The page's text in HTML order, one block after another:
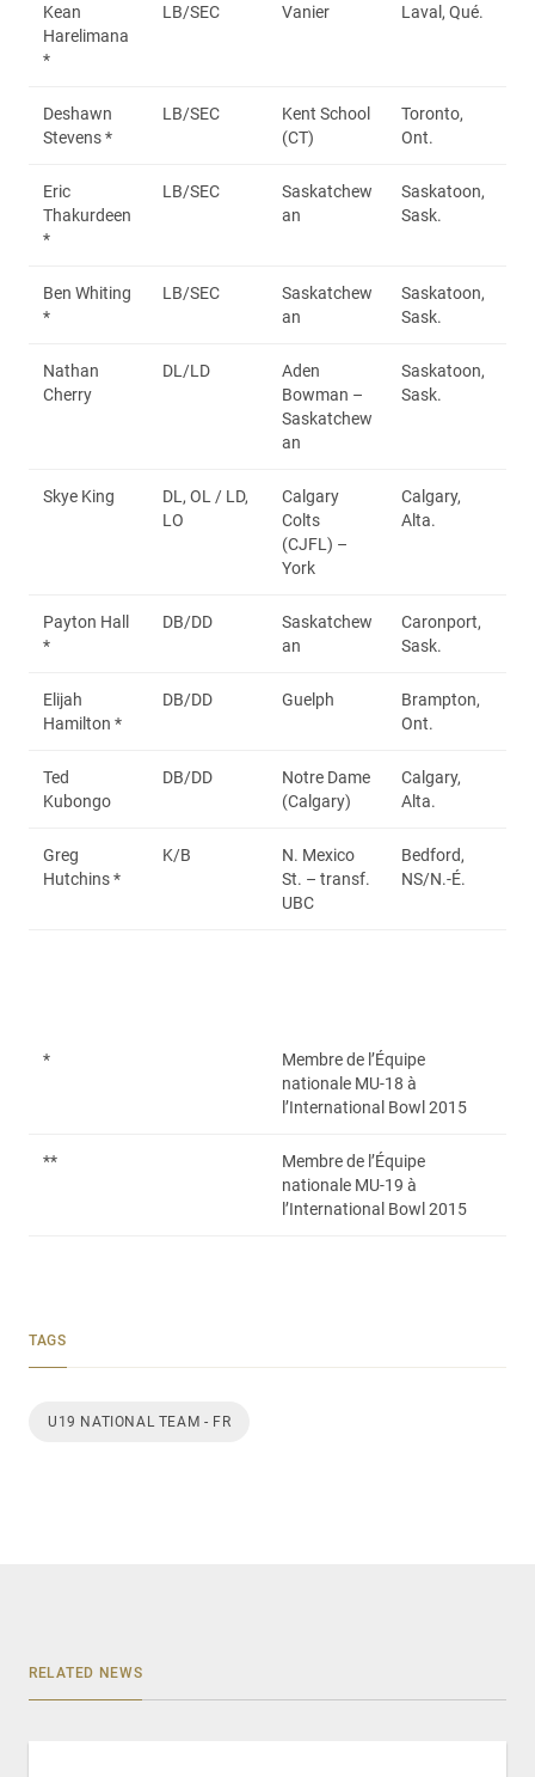
Kean
Harelimana
*
LB/SEC Vanier Laval, Qué.
Deshawn
Stevens *
LB/SEC
Kent School
(CT)
Toronto,
Ont.
Eric
Thakurdeen
*
LB/SEC
Saskatchew
an
Saskatoon,
Sask.
Ben Whiting
*
LB/SEC
Saskatchew
an
Saskatoon,
Sask.
Nathan
Cherry
DL/LD
Aden
Bowman –
Saskatchew
an
Saskatoon,
Sask.
Skye King
DL, OL / LD,
LO
Calgary
Colts
(CJFL) –
York
Calgary,
Alta.
Payton Hall
*
DB/DD
Saskatchew
an
Caronport,
Sask.
Elijah
Hamilton *
DB/DD Guelph
Brampton,
Ont.
Ted
Kubongo
DB/DD
Notre Dame
(Calgary)
Calgary,
Alta.
Greg
Hutchins *
K/B
N. Mexico
St. – transf.
UBC
Bedford,
NS/N.-É.
*
Membre de l’Équipe
nationale MU-18 à
l’International Bowl 2015
**
Membre de l’Équipe
nationale MU-19 à
l’International Bowl 2015
TAGS
U19 NATIONAL TEAM - FR
RELATED NEWS